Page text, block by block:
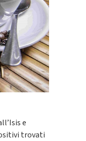
e
trovati